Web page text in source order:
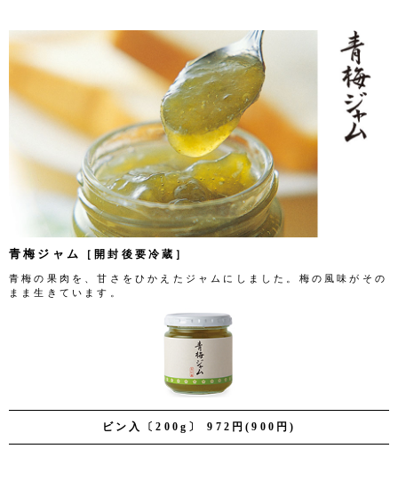
ビン入〔200g〕 972円(900円)
青梅ジャム ［開封後要冷蔵］
青梅の果肉を、甘さをひかえたジャムにしました。梅の風味がその
まま生きています。